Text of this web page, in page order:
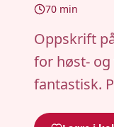
70 min
Oppskrift
for høst- og
fantastisk.